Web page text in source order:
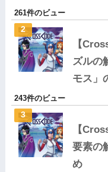
261件のビュー
【
ズルの
モス」
243件のビュー
【
要素の
め